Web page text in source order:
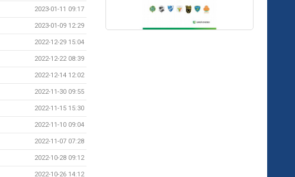
2023-01-11 09:17
2023-01-09 12:29
2022-12-29 15:04
2022-12-22 08:39
2022-12-14 12:02
2022-11-30 09:55
2022-11-15 15:30
2022-11-10 09:04
2022-11-07 07:28
2022-10-28 09:12
2022-10-26 14:12